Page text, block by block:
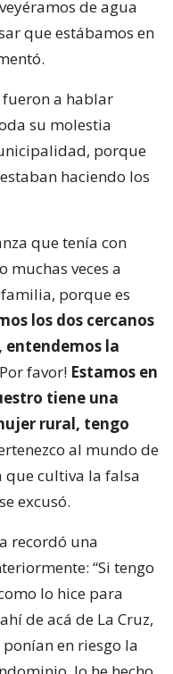
de agua
que estábamos en
fueron a hablar
su molestia
porque
haciendo los
que tenía con
muchas veces a
porque es
los dos cercanos
la
favor! Estamos en
tiene una
rural, tengo
al mundo de
que cultiva la falsa
excusó.
recordó una
“Si tengo
lo hice para
de acá de La Cruz,
en riesgo la